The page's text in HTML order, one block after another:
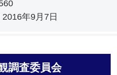
2016年9月7日
調査委員会